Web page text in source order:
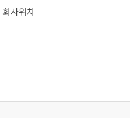
회사위치